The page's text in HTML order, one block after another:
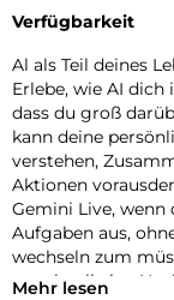
Verfügbarkeit
Al als Teil deines
Erlebe, wie AI
dass du groß
kann deine
verstehen,
Aktionen
Gemini Live,
Aufgaben aus,
wechseln zum
so schnell eine
Mehr lesen